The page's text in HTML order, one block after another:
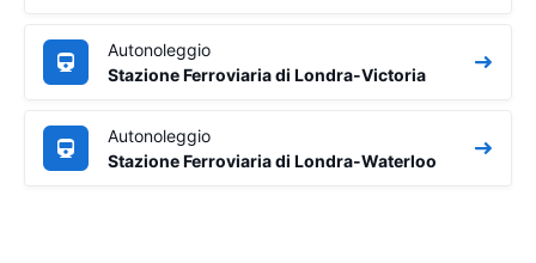
Autonoleggio
Stazione Ferroviaria di Londra-Victoria
Autonoleggio
Stazione Ferroviaria di Londra-Waterloo